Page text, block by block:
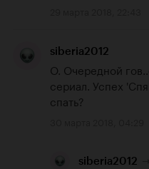
siberia2012
О. Очередной
сериал. Успех
спать?
siberia2012